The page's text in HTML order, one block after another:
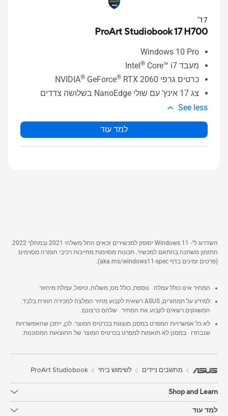
17"
ProArt Studiobook 17 H700
Windows 10 Pro
מעבד Intel
® Core™ i7
כרטיס גרפי NVIDIA
® GeForce® RTX 2060
צג 17 אינץ' עם שולי NanoEdge בשלושה צדדים
See less
למד עוד
השדרוג ל¹- Windows 11 יסופק למכשירים זכאים החל משלהי 2021 ובמהלך 2022.
התזמון משתנה בהתאם למכשיר. תכונות מסוימות מחייבות רכיבי חומרה מסוימים
(פרטים זמינים בדף aka.ms/windows11-spec).
המחיר אינו כולל עמלה נוספת, כולל מס, משלוח, טיפול, עמלת מיחזור
למידע על תמחורים, ASUS רשאית לקבוע מחיר המלצה למכירה חוזרת בלבד.
המשווקים רשאים לקבוע את המחיר שלהם כרצונם.
לא כל אפשרויות המפרט במסנן מוצגות בכרטיס המוצר. לכן, ייתכן שהאפשרויות
שנבחרו במסנן לא תואמות למפרט בכרטיס המוצר של התוצאות המסוננות.
מחשבים ניידים לשימוש ביתי ProArt Studiobook
Shop and Learn
למד עוד